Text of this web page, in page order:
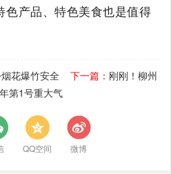
色产品、特色美食也是值得
花爆竹安全 下一篇： 刚刚！柳州
第1号重大气
QQ空间 微博